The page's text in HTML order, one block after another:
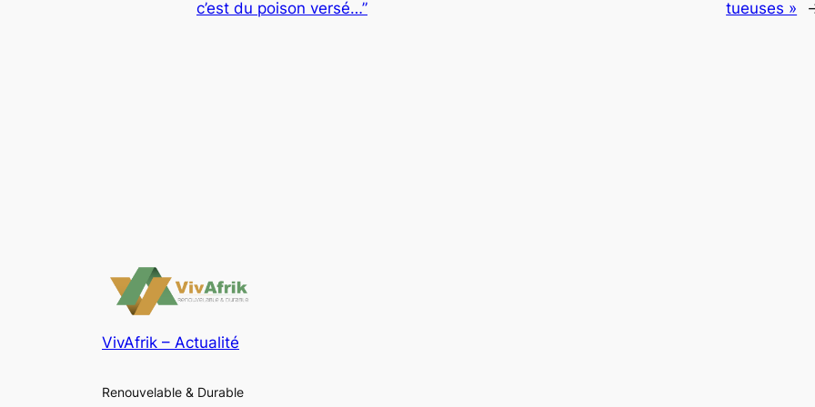
c’est du poison versé…” tueuses »
VivAfrik – Actualité
Renouvelable & Durable